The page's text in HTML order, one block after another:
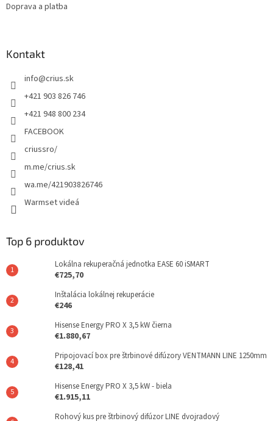
Doprava a platba
Kontakt
info@crius.sk
+421 903 826 746
+421 948 800 234
FACEBOOK
criussro/
m.me/crius.sk
wa.me/421903826746
Warmset videá
Top 6 produktov
Lokálna rekuperačná jednotka EASE 60 iSMART
€725,70
Inštalácia lokálnej rekuperácie
€246
Hisense Energy PRO X 3,5 kW čierna
€1.880,67
Pripojovací box pre štrbinové difúzory VENTMANN LINE 1250mm
€128,41
Hisense Energy PRO X 3,5 kW - biela
€1.915,11
Rohový kus pre štrbinový difúzor LINE dvojradový